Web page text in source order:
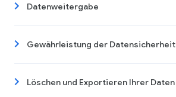
Datenweitergabe
Gewährleistung der Datensicherheit
Löschen und Exportieren Ihrer Daten